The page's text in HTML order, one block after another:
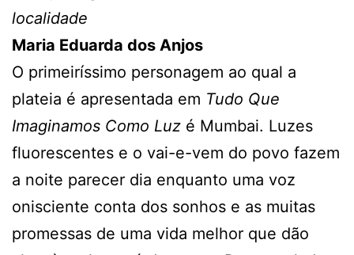
localidade
Maria Eduarda dos Anjos
O primeiríssimo personagem ao qual a
plateia é apresentada em Tudo Que
Imaginamos Como Luz é Mumbai. Luzes
fluorescentes e o vai-e-vem do povo fazem
a noite parecer dia enquanto uma voz
onisciente conta dos sonhos e as muitas
promessas de uma vida melhor que dão